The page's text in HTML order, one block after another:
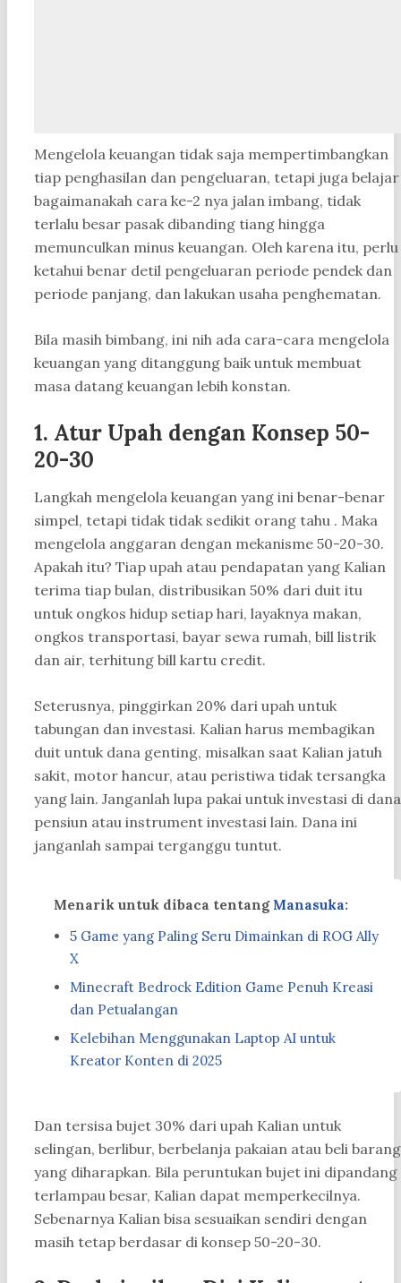
Mengelola keuangan tidak saja mempertimbangkan
tiap penghasilan dan pengeluaran, tetapi juga belajar
bagaimanakah cara ke-2 nya jalan imbang, tidak
terlalu besar pasak dibanding tiang hingga
memunculkan minus keuangan. Oleh karena itu, perlu
ketahui benar detil pengeluaran periode pendek dan
periode panjang, dan lakukan usaha penghematan.
Bila masih bimbang, ini nih ada cara-cara mengelola
keuangan yang ditanggung baik untuk membuat
masa datang keuangan lebih konstan.
1. Atur Upah dengan Konsep 50-
20-30
Langkah mengelola keuangan yang ini benar-benar
simpel, tetapi tidak tidak sedikit orang tahu . Maka
mengelola anggaran dengan mekanisme 50-20-30.
Apakah itu? Tiap upah atau pendapatan yang Kalian
terima tiap bulan, distribusikan 50% dari duit itu
untuk ongkos hidup setiap hari, layaknya makan,
ongkos transportasi, bayar sewa rumah, bill listrik
dan air, terhitung bill kartu credit.
Seterusnya, pinggirkan 20% dari upah untuk
tabungan dan investasi. Kalian harus membagikan
duit untuk dana genting, misalkan saat Kalian jatuh
sakit, motor hancur, atau peristiwa tidak tersangka
yang lain. Janganlah lupa pakai untuk investasi di dana
pensiun atau instrument investasi lain. Dana ini
janganlah sampai terganggu tuntut.
Menarik untuk dibaca tentang Manasuka:
5 Game yang Paling Seru Dimainkan di ROG Ally
X
Minecraft Bedrock Edition Game Penuh Kreasi
dan Petualangan
Kelebihan Menggunakan Laptop AI untuk
Kreator Konten di 2025
Dan tersisa bujet 30% dari upah Kalian untuk
selingan, berlibur, berbelanja pakaian atau beli barang
yang diharapkan. Bila peruntukan bujet ini dipandang
terlampau besar, Kalian dapat memperkecilnya.
Sebenarnya Kalian bisa sesuaikan sendiri dengan
masih tetap berdasar di konsep 50-20-30.